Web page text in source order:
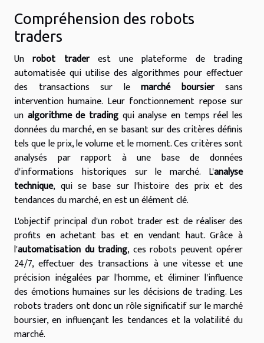
Compréhension des robots
traders
Unrobot traderest une plateforme de trading
automatisée qui utilise des algorithmes pour effectuer
des transactions sur le marché boursiersans
intervention humaine. Leur fonctionnement repose sur
un algorithme de trading qui analyse en temps réel les
données du marché, en se basant sur des critères définis
tels que le prix, le volume et le moment. Ces critères sont
analysés par rapport à une base de données
d'informations historiques sur le marché. L'analyse
technique, qui se base sur l'histoire des prix et des
tendances du marché, en est un élément clé.
L'objectif principal d'un robot trader est de réaliser des
profits en achetant bas et en vendant haut. Grâce à
l'automatisation du trading, ces robots peuvent opérer
24/7, effectuer des transactions à une vitesse et une
précision inégalées par l'homme, et éliminer l'influence
des émotions humaines sur les décisions de trading. Les
robots traders ont donc un rôle significatif sur le marché
boursier, en influençant les tendances et la volatilité du
marché.